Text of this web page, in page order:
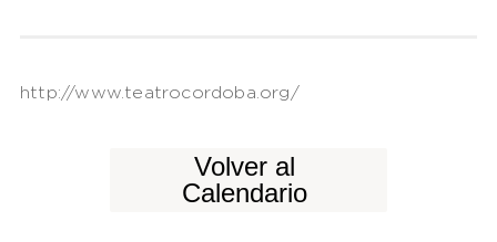
http://www.teatrocordoba.org/
Volver al
Calendario